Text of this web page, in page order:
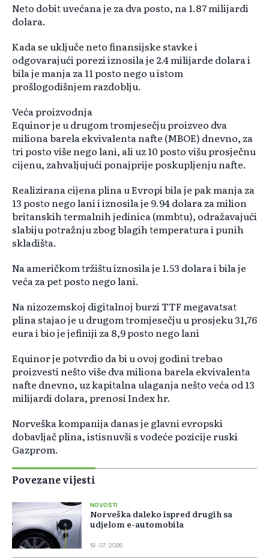
Neto dobit uvećana je za dva posto, na 1.87 milijardi
dolara.
Kada se uključe neto finansijske stavke i
odgovarajući porezi iznosila je 2.4 milijarde dolara i
bila je manja za 11 posto nego u istom
prošlogodišnjem razdoblju.
Veća proizvodnja
Equinor je u drugom tromjesečju proizveo dva
miliona barela ekvivalenta nafte (MBOE) dnevno, za
tri posto više nego lani, ali uz 10 posto višu prosječnu
cijenu, zahvaljujući ponajprije poskupljenju nafte.
Realizirana cijena plina u Evropi bila je pak manja za
13 posto nego lani i iznosila je 9.94 dolara za milion
britanskih termalnih jedinica (mmbtu), odražavajući
slabiju potražnju zbog blagih temperatura i punih
skladišta.
Na američkom tržištu iznosila je 1.53 dolara i bila je
veća za pet posto nego lani.
Na nizozemskoj digitalnoj burzi TTF megavatsat
plina stajao je u drugom tromjesečju u prosjeku 31,76
eura i bio je jefiniji za 8,9 posto nego lani
Equinor je potvrdio da bi u ovoj godini trebao
proizvesti nešto više dva miliona barela ekvivalenta
nafte dnevno, uz kapitalna ulaganja nešto veća od 13
milijardi dolara, prenosi Index hr.
Norveška kompanija danas je glavni evropski
dobavljač plina, istisnuvši s vodeće pozicije ruski
Gazprom.
Povezane vijesti
NOVOSTI
Norveška daleko ispred drugih sa
udjelom e-automobila
19. 07. 2026.